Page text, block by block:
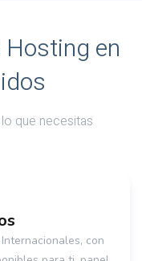
en
que necesitas
con